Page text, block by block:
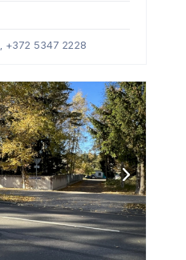
+372 5347 2228